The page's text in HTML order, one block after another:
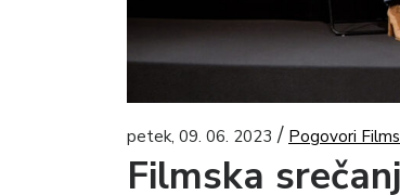
petek, 09. 06. 2023 / Pogovori
Filmska